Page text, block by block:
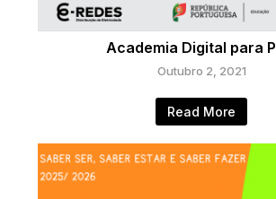
Academia Digital para
Outubro 2, 2021
Read More